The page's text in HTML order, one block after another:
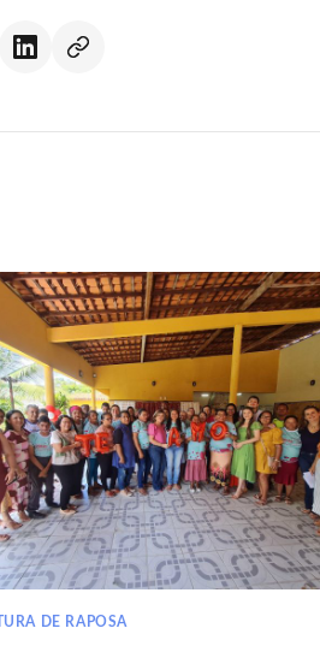
DE RAPOSA